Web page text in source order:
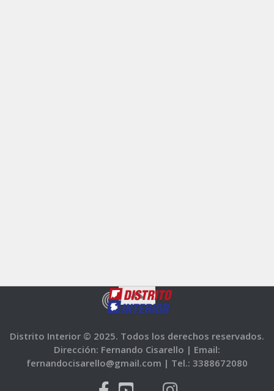
Distrito Interior © 2025. Todos los derechos reservados.
Dirección: Fernando Cisarello | Email:
fernandocisarello@gmail.com | Tel.: 3388672080